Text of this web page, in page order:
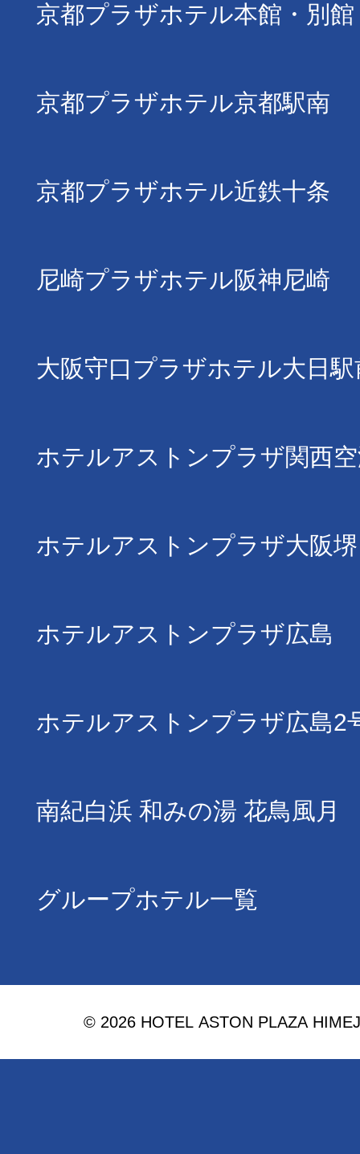
京都プラザホテル本館・別館
京都プラザホテル京都駅南
京都プラザホテル近鉄十条
尼崎プラザホテル阪神尼崎
大阪守口プラザホテル大日駅
ホテルアストンプラザ関西
ホテルアストンプラザ大阪堺
ホテルアストンプラザ広島
ホテルアストンプラザ広島2
南紀白浜 和みの湯 花鳥風月
グループホテル一覧
© 2026 HOTEL ASTON PLAZA